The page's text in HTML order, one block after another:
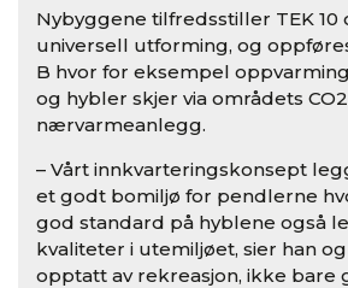
Nybyggene tilfredsstiller TEK 10
universell utforming, og
B hvor for eksempel
og hybler skjer via områdets
nærvarmeanlegg.
– Vårt innkvarteringskonsept
et godt bomiljø for pendlerne
god standard på hyblene også
kvaliteter i utemiljøet, sier han
opptatt av rekreasjon, ikke bare